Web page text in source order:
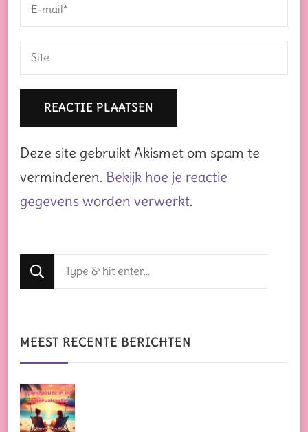
Deze site gebruikt Akismet om spam te
verminderen. Bekijk hoe je reactie
gegevens worden verwerkt.
Op
zoek
iets?
MEEST RECENTE BERICHTEN